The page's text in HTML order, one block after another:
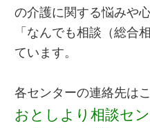
の介護に関する悩みや
「なんでも相談（総合
ています。
各センターの連絡先は
おとしより相談セ